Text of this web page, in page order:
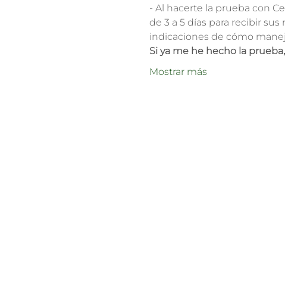
- Al hacerte la prueba con
de 3 a 5 días para recibir
indicaciones de cómo
Si ya me he hecho la
Mostrar más